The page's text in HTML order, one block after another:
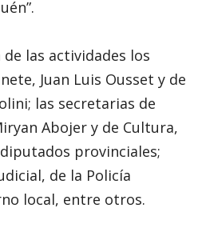
las actividades los
Juan Luis Ousset y de
las secretarias de
Abojer y de Cultura,
provinciales;
de la Policía
local, entre otros.